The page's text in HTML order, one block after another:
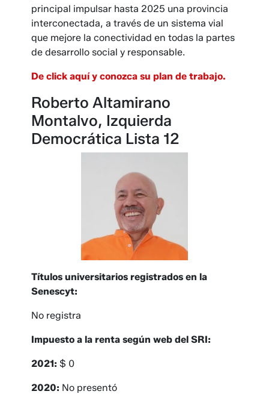
principal impulsar hasta 2025 una provincia
interconectada, a través de un sistema vial
que mejore la conectividad en todas la partes
de desarrollo social y responsable.
De click aquí y conozca su plan de trabajo.
Roberto Altamirano
Montalvo, Izquierda
Democrática Lista 12
Títulos universitarios registrados en la
Senescyt:
No registra
Impuesto a la renta según web del SRI:
2021: $ 0
2020: No presentó